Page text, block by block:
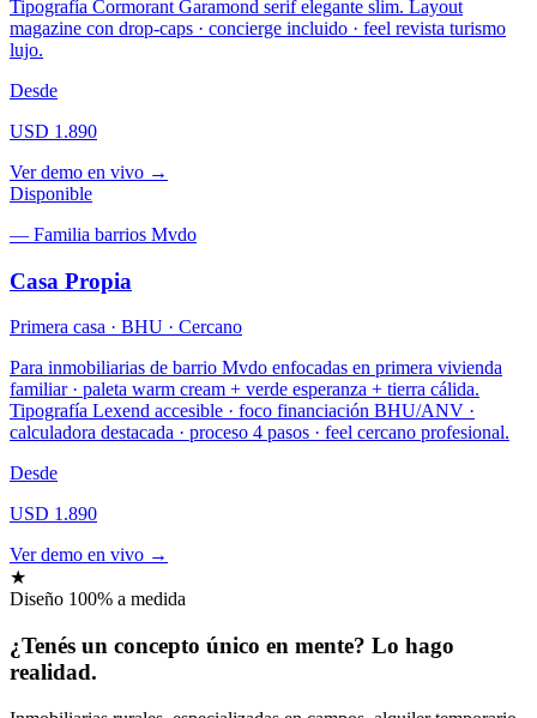
Tipografía Cormorant Garamond serif elegante slim. Layout
magazine con drop-caps · concierge incluido · feel revista turismo
lujo.
Desde
USD 1.890
Ver demo en vivo →
Disponible
— Familia barrios Mvdo
Casa Propia
Primera casa · BHU · Cercano
Para inmobiliarias de barrio Mvdo enfocadas en primera vivienda
familiar · paleta warm cream + verde esperanza + tierra cálida.
Tipografía Lexend accesible · foco financiación BHU/ANV ·
calculadora destacada · proceso 4 pasos · feel cercano profesional.
Desde
USD 1.890
Ver demo en vivo →
★
Diseño 100% a medida
¿Tenés un concepto único en mente? Lo hago
realidad.